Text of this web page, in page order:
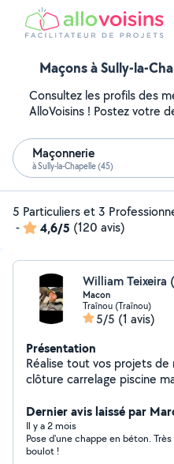
Maçons à Sully-la-
Consultez les profils des
AlloVoisins ! Postez votre
Maçonnerie
à Sully-la-Chapelle (45)
5 Particuliers et 3
-
4,6/5 (120 avis)
William Teixeira
Macon
Traînou (Traînou)
5/5 (1 avis)
Présentation
Réalise tout vos projets
clôture carrelage piscine
Dernier avis laissé par
Il y a 2 mois
Pose d'une chappe en béton.
boulot !